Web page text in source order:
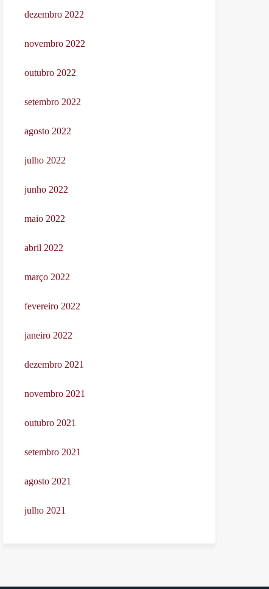
dezembro 2022
novembro 2022
outubro 2022
setembro 2022
agosto 2022
julho 2022
junho 2022
maio 2022
abril 2022
março 2022
fevereiro 2022
janeiro 2022
dezembro 2021
novembro 2021
outubro 2021
setembro 2021
agosto 2021
julho 2021